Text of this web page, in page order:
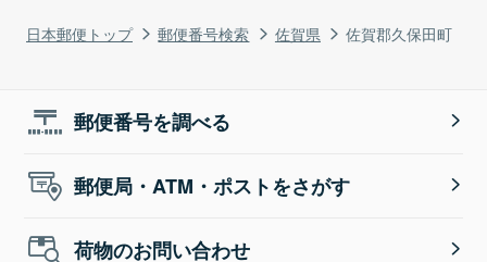
日本郵便トップ 郵便番号検索 佐賀県 佐賀郡久保田町
郵便番号を調べる
郵便局・ATM・ポストをさがす
荷物のお問い合わせ